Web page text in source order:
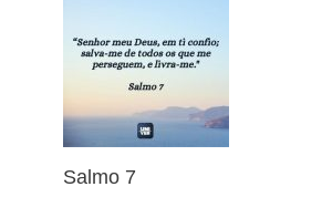
Salmo 7